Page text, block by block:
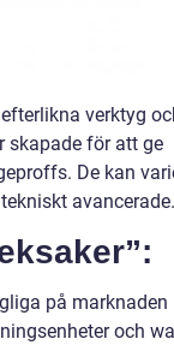
verktyg
skapade för att ge
De kan
avancerade.
på marknaden
och